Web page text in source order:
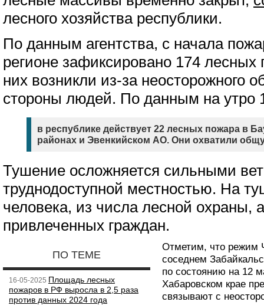
лесного хозяйства республики.
По данным агентства, с начала
регионе зафиксировано 174
них возникли из-за неосторожного
стороны людей. По данным на утро
в республике действует 22 лесных пожара в
районах и Эвенкийском АО. Они охватили
Тушение осложняется сильными
труднодоступной местностью. На
человека, из числа лесной охраны,
привлеченных граждан.
ПО ТЕМЕ
16-05-2025 Площадь лесных
пожаров в РФ выросла в 2,5 раза
против данных 2024 года
Отметим, что режим
соседнем
по состоянию на 12
Хабаровском крае
связывают с